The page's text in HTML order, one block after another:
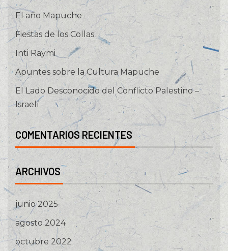
El año Mapuche
Fiestas de los Collas
Inti Raymi
Apuntes sobre la Cultura Mapuche
El Lado Desconocido del Conflicto Palestino –
Israelí
COMENTARIOS RECIENTES
ARCHIVOS
junio 2025
agosto 2024
octubre 2022